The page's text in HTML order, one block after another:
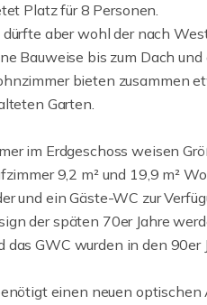
Platz für 8 Personen.
aber wohl der nach
Bauweise bis zum Dach
bieten zusammen
Garten.
im Erdgeschoss weisen
9,2 m² und 19,9 m²
und ein Gäste-WC zur
der späten 70er Jahre
das GWC wurden in den 90er
einen neuen